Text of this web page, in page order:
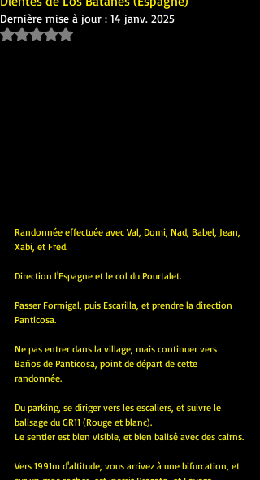
Dernière mise à jour : 14 janv. 2025
Noté NaN étoiles sur 5.
Randonnée effectuée avec Val, Domi, Nad, Babel, Jean,
Xabi, et Fred.
Direction l'Espagne et le col du Pourtalet.
Passer Formigal, puis Escarilla, et prendre la direction
Panticosa.
Ne pas entrer dans la village, mais continuer vers
Baños de Panticosa, point de départ de cette
randonnée.
Du parking, se diriger vers les escaliers, et suivre le
balisage du GR11 (Rouge et blanc).
Le sentier est bien visible, et bien balisé avec des cairns.
Vers 1991m d'altitude, vous arrivez à une bifurcation, et